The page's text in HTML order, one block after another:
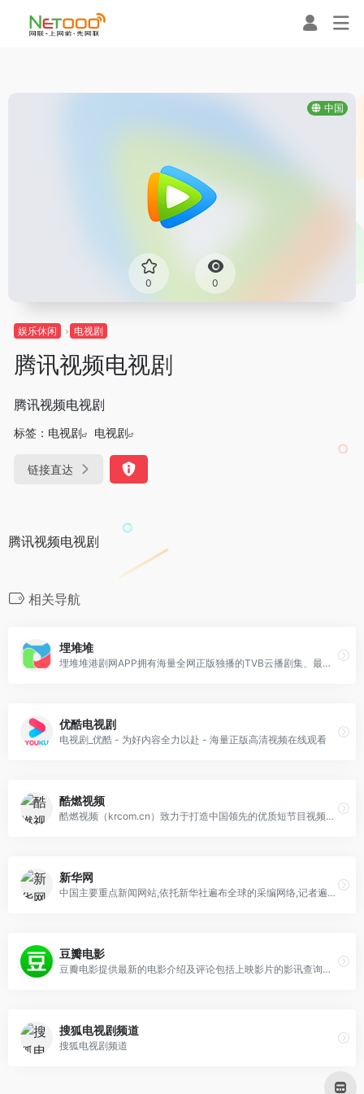
中国
0 0
娱乐休闲 电视剧
腾讯视频电视剧
腾讯视频电视剧
标签： 电视剧 电视剧
链接直达
腾讯视频电视剧
相关导航
埋堆堆
埋堆堆港剧网APP拥有海量全网正版独播的TVB云播剧集、最新粤语直播频道及TVB粉丝汇聚的埋堆社区，粤语电视剧、电影在线观看视频，丰富的港剧排行榜、经典港剧推荐，为用户提供丰富的影视文娱内容，让用户粤享精彩娱乐时光
优酷电视剧
电视剧_优酷 - 为好内容全力以赴 - 海量正版高清视频在线观看
酷燃视频
酷燃视频（krcom.cn）致力于打造中国领先的优质短节目视频生产、传播、消费一体化平台。酷燃视频内容涵盖影视、娱乐、文化、动漫、旅行、美食、育儿等。随时打开酷燃视频，开启新视界。
新华网
中国主要重点新闻网站,依托新华社遍布全球的采编网络,记者遍布世界100多个国家和地区,地方频道分布全国31个省市自治区,每天24小时同时使用6种语言滚动发稿,权威、准确、及时播发国内外重要新闻和重大突发事件,受众覆盖200多个国家和地区,发展论坛是全球知名的中文论坛。
豆瓣电影
豆瓣电影提供最新的电影介绍及评论包括上映影片的影讯查询及购票服务。你可以记录想看、在看和看过的电影电视剧，顺便打分、写影评。根据你的口味，豆瓣电影会推荐好电影给你。
搜狐电视剧频道
搜狐电视剧频道